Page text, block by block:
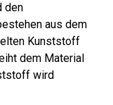
den
aus dem
Kunststoff
dem Material
wird